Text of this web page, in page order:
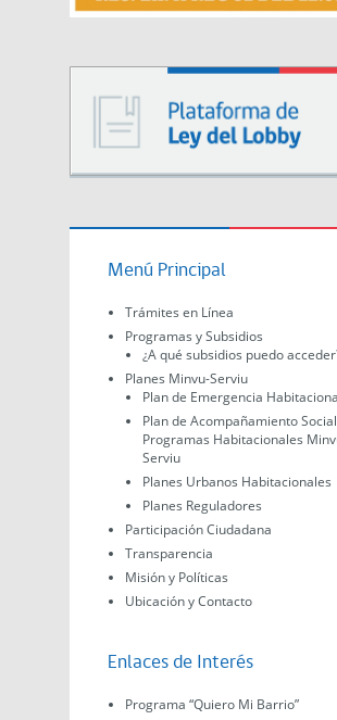
Menú Principal
Trámites en Línea
Programas y Subsidios
¿A qué subsidios puedo
Planes Minvu-Serviu
Plan de Emergencia
Plan de Acompañamiento Social
Programas Habitacionales
Serviu
Planes Urbanos Habitacionales
Planes Reguladores
Participación Ciudadana
Transparencia
Misión y Políticas
Ubicación y Contacto
Enlaces de Interés
Programa “Quiero Mi Barrio”